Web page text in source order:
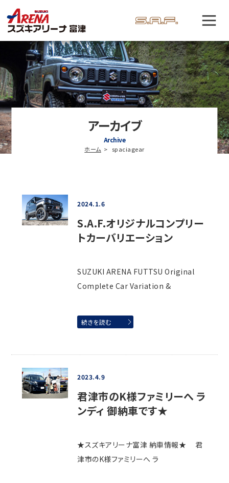
アーカイブ
Archive
ホーム spaciagear
2024.1.6
S.A.F.オリジナルコンプリー
トカーバリエーション
SUZUKI ARENA FUTTSU Original
Complete Car Variation &
続きを読む
2023.4.9
君津市のK様ファミリーへ ラ
ンディ 御納車です★
★スズキアリーナ富津 納車情報★ 君
津市のK様ファミリーへ ラ